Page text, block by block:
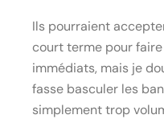
Ils pourraient
court terme pour
immédiats, mais je
fasse basculer les
simplement trop